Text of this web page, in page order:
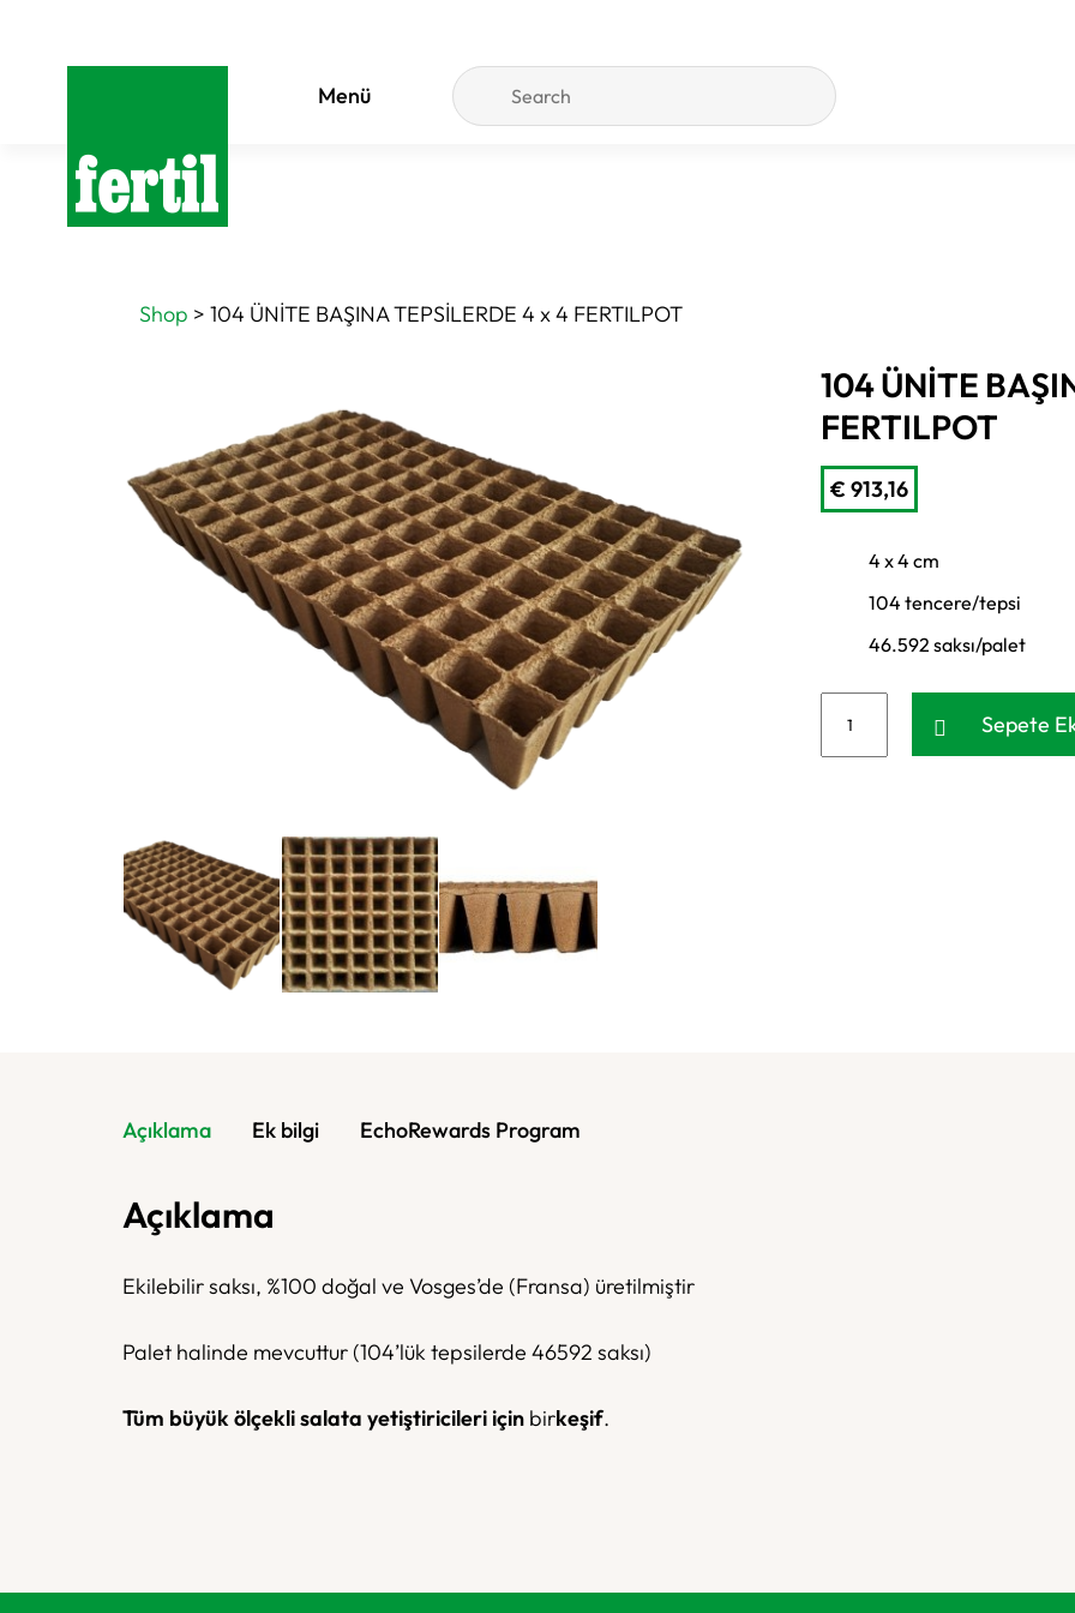
Menü
Shop > 104 ÜNİTE BAŞINA TEPSİLERDE 4 x 4 FERTILPOT
104 ÜNİTE
FERTILPOT
€ 913,16
4 x 4 cm
104 tencere/tepsi
46.592 saksı/palet
Sepete
Açıklama Ek bilgi EchoRewards Program
Açıklama
Ekilebilir saksı, %100 doğal ve Vosges’de (Fransa) üretilmiştir
Palet halinde mevcuttur (104’lük tepsilerde 46592 saksı)
Tüm büyük ölçekli salata yetiştiricileri için birkeşif.